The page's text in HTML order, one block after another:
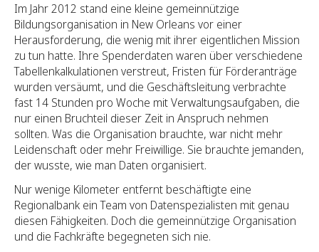
Im Jahr 2012 stand eine kleine gemeinnützige
Bildungsorganisation in New Orleans vor einer
Herausforderung, die wenig mit ihrer eigentlichen Mission
zu tun hatte. Ihre Spenderdaten waren über verschiedene
Tabellenkalkulationen verstreut, Fristen für Förderanträge
wurden versäumt, und die Geschäftsleitung verbrachte
fast 14 Stunden pro Woche mit Verwaltungsaufgaben, die
nur einen Bruchteil dieser Zeit in Anspruch nehmen
sollten. Was die Organisation brauchte, war nicht mehr
Leidenschaft oder mehr Freiwillige. Sie brauchte jemanden,
der wusste, wie man Daten organisiert.
Nur wenige Kilometer entfernt beschäftigte eine
Regionalbank ein Team von Datenspezialisten mit genau
diesen Fähigkeiten. Doch die gemeinnützige Organisation
und die Fachkräfte begegneten sich nie.